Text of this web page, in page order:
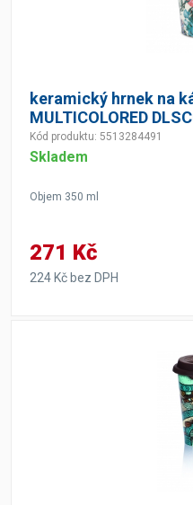
keramický hrnek na
MULTICOLORED
Kód produktu: 5513284491
Skladem
Objem 350 ml
271 Kč
224 Kč bez DPH